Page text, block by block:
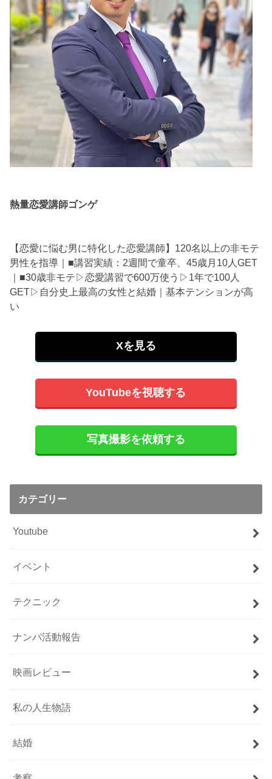
熱量恋愛講師ゴンゲ
【恋愛に悩む男に特化した恋愛講師】120名以上の非モテ
男性を指導｜■講習実績：2週間で童卒、45歳月10人GET
｜■30歳非モテ▷恋愛講習で600万使う▷1年で100人
GET▷自分史上最高の女性と結婚｜基本テンションが高
い
Xを見る
YouTubeを視聴する
写真撮影を依頼する
カテゴリー
Youtube
イベント
テクニック
ナンパ活動報告
映画レビュー
私の人生物語
結婚